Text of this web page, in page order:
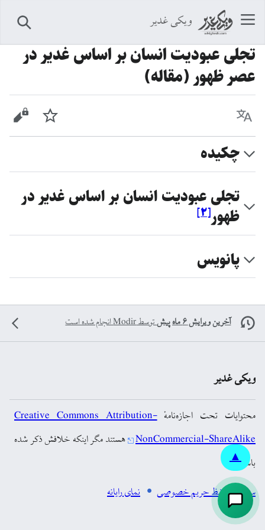
ویکی غدیر
تجلی عبودیت انسان بر اساس غدیر در
عصر ظهور (مقاله)
زبان پیگیری
چکیده
تجلی عبودیت انسان بر اساس غدیر در
ظهور[۲]
پانویس
▲
آخرین ویرایش ۶ ماه پیش توسطModirانجام شده است
ویکی غدیر
محتوایات تحت اجازه‌نامهٔCreative Commons Attribution-
NonCommercial-ShareAlike هستند مگر اینکه خلافش ذکر شده
باشد.
سیاست حفظ حریم خصوصی
نمای رایانه